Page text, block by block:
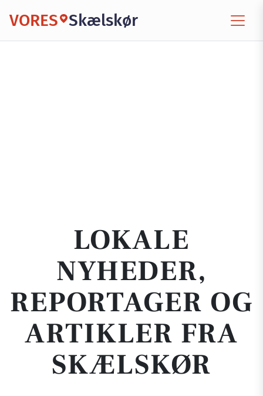
VORES Skælskør
LOKALE
NYHEDER,
REPORTAGER OG
ARTIKLER FRA
SKÆLSKØR